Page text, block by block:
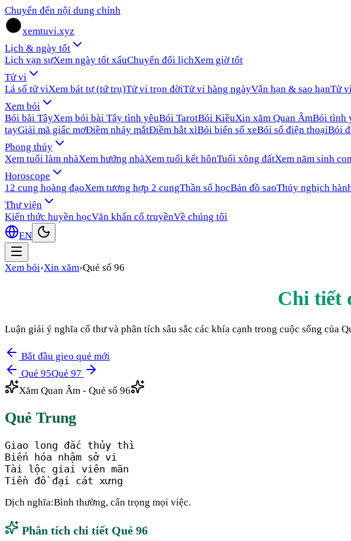
Chuyển đến nội dung chính
xemtuvi.xyz
Lịch & ngày tốt
Lịch vạn sựXem ngày tốt xấuChuyển đổi lịchXem giờ tốt
Tử vi
Lá số tử viXem bát tự (tứ trụ)Tử vi trọn đờiTử vi hàng ngàyVận hạn & sao hạnTử
Xem bói
Bói bài TâyXem bói bài Tây tình yêuBói TarotBói KiềuXin xăm Quan ÂmBói tình
tayGiải mã giấc mơĐiềm nháy mắtĐiềm hắt xìBói biển số xeBói số điện thoạiBói
Phong thủy
Xem tuổi làm nhàXem hướng nhàXem tuổi kết hônTuổi xông đấtXem năm sinh
Horoscope
12 cung hoàng đạoXem tương hợp 2 cungThần số họcBản đồ saoThủy nghịch
Thư viện
Kiến thức huyền họcVăn khấn cổ truyềnVề chúng tôi
EN
Xem bói›Xin xăm›Quẻ số 96
Chi tiết
Luận giải ý nghĩa cổ thư và phân tích sâu sắc các khía cạnh trong cuộc sống của
Bắt đầu gieo quẻ mới
Quẻ 95Quẻ 97
Xăm Quan Âm - Quẻ số 96
Quẻ Trung
Giao long đắc thủy thì
Biến hóa nhậm sở vi
Tài lộc giai viên mãn
Tiền đồ đại cát xưng
Dịch nghĩa:Bình thường, cẩn trọng mọi việc.
Phân tích chi tiết Quẻ 96